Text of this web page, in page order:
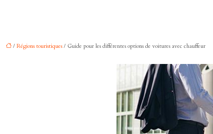
/ Régions touristiques / Guide pour les différentes options de voitures avec chauffeur